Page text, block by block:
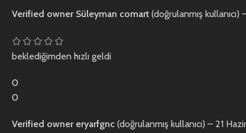
Verified owner Süleyman comart (doğrulanmış kullanıcı)
beklediğimden hızlı geldi
0
0
Verified owner eryarfgnc (doğrulanmış kullanıcı) – 21